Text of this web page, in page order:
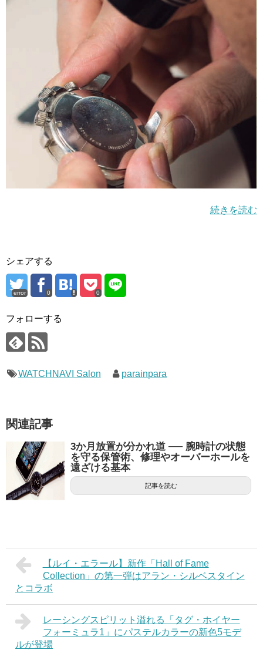
続きを読む
シェアする
error 0 0
フォローする
WATCHNAVI Salon parainpara
関連記事
3か月放置が分かれ道 ── 腕時計の状態
を守る保管術、修理やオーバーホールを
遠ざける基本
記事を読む
【ルイ・エラール】新作「Hall of Fame
Collection」の第一弾はアラン・シルベスタイン
とコラボ
レーシングスピリット溢れる「タグ・ホイヤー
フォーミュラ1」にパステルカラーの新色5モデ
ルが登場